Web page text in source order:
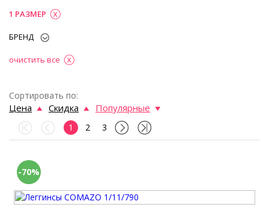
1 РАЗМЕР
БРЕНД
очистить все
Сортировать по:
Цена Скидка Популярные
1 2 3
-70%